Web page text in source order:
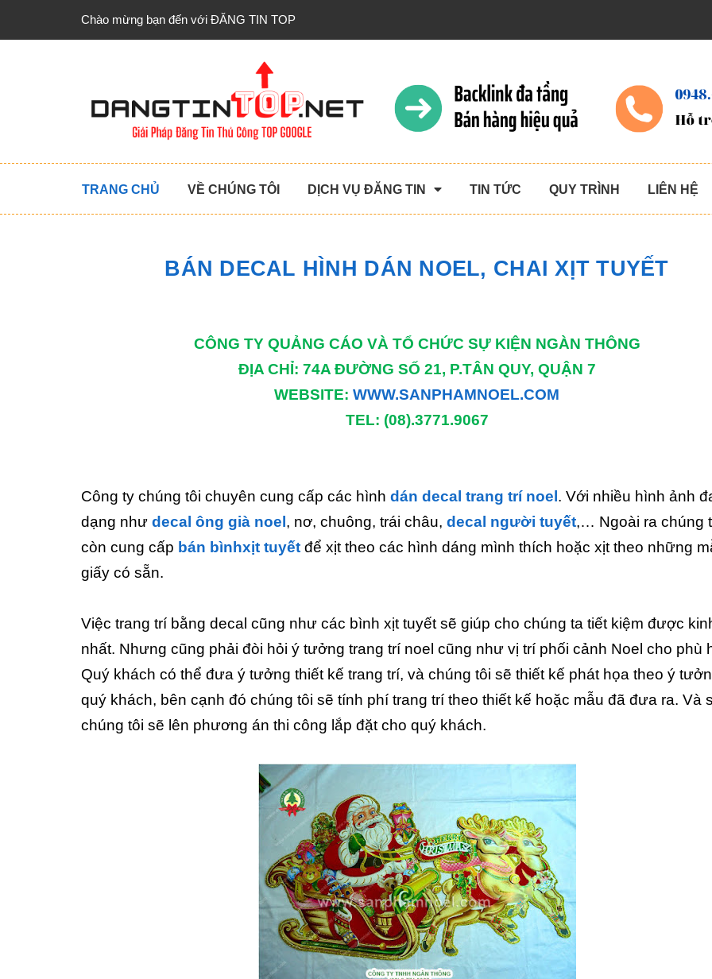
Chào mừng bạn đến với ĐĂNG TIN TOP
TRANG CHỦ VỀ CHÚNG TÔI DỊCH VỤ ĐĂNG TIN TIN TỨC QUY TRÌNH LIÊN HỆ
BÁN DECAL HÌNH DÁN NOEL, CHAI XỊT TUYẾT
CÔNG TY QUẢNG CÁO VÀ TỔ CHỨC SỰ KIỆN NGÀN THÔNG
ĐỊA CHỈ: 74A ĐƯỜNG SỐ 21, P.TÂN QUY, QUẬN 7
WEBSITE: WWW.SANPHAMNOEL.COM
TEL: (08).3771.9067
Công ty chúng tôi chuyên cung cấp các hình dán decal trang trí noel . Với nhiều hình ảnh
dạng như decal ông già noel , nơ, chuông, trái châu, decal người tuyết,… Ngoài ra chúng
còn cung cấp bán bìnhxịt tuyết để xịt theo các hình dáng mình thích hoặc xịt theo những
giấy có sẵn.
Việc trang trí bằng decal cũng như các bình xịt tuyết sẽ giúp cho chúng ta tiết kiệm được
nhất. Nhưng cũng phải đòi hỏi ý tưởng trang trí noel cũng như vị trí phối cảnh Noel cho phù
Quý khách có thể đưa ý tưởng thiết kế trang trí, và chúng tôi sẽ thiết kế phát họa theo ý
quý khách, bên cạnh đó chúng tôi sẽ tính phí trang trí theo thiết kế hoặc mẫu đã đưa ra. Và
chúng tôi sẽ lên phương án thi công lắp đặt cho quý khách.